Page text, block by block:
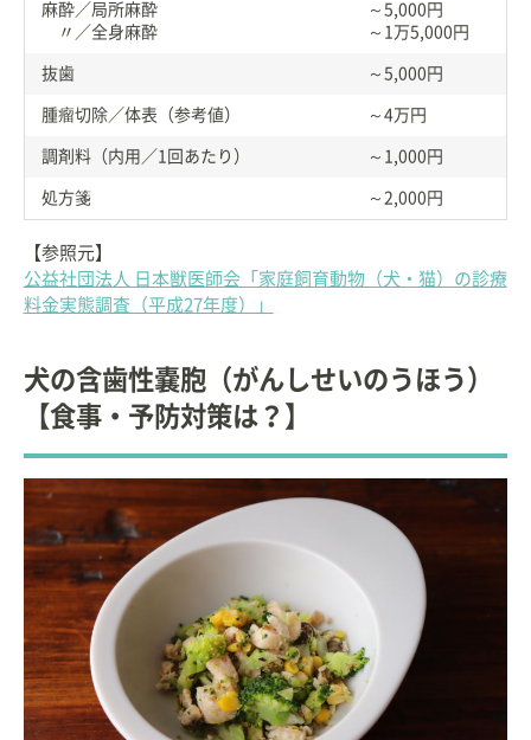
麻酔／局所麻酔
〃／全身麻酔
～5,000円
～1万5,000円
抜歯 ～5,000円
腫瘤切除／体表（参考値） ～4万円
調剤料（内用／1回あたり） ～1,000円
処方箋 ～2,000円
【参照元】
公益社団法人 日本獣医師会「家庭飼育動物（犬・猫）の診療
料金実態調査（平成27年度）」
犬の含歯性嚢胞（がんしせいのうほう）
【食事・予防対策は？】